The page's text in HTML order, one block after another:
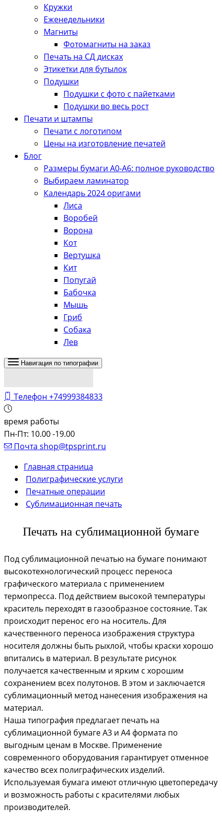
Кружки
Еженедельники
Магниты
Фотомагниты на заказ
Печать на СД дисках
Этикетки для бутылок
Подушки
Подушки с фото с пайетками
Подушки во весь рост
Печати и штампы
Печати с логотипом
Цены на изготовление печатей
Блог
Размеры бумаги А0-А6: полное руководство
Выбираем ламинатор
Календарь 2024 оригами
Лиса
Воробей
Ворона
Кот
Вертушка
Кит
Попугай
Бабочка
Мышь
Гриб
Собака
Лев
Навигация по типографии
Телефон +74999384833
время работы
Пн-Пт: 10.00 -19.00
Почта shop@tpsprint.ru
Главная страница
Полиграфические услуги
Печатные операции
Сублимационная печать
Печать на сублимационной бумаге
Под сублимационной печатью на бумаге понимают
высокотехнологический процесс переноса
графического материала с применением
термопресса. Под действием высокой температуры
краситель переходят в газообразное состояние. Так
происходит перенос его на носитель. Для
качественного переноса изображения структура
носителя должны быть рыхлой, чтобы краски хорошо
впитались в материал. В результате рисунок
получается качественным и ярким с хорошим
сохранением всех полутонов. В этом и заключается
сублимационный метод нанесения изображения на
материал.
Наша типография предлагает печать на
сублимационной бумаге А3 и А4 формата по
выгодным ценам в Москве. Применение
современного оборудования гарантирует отменное
качество всех полиграфических изделий.
Используемая бумага имеют отличную цветопередачу
и возможность работы с красителями любых
производителей.